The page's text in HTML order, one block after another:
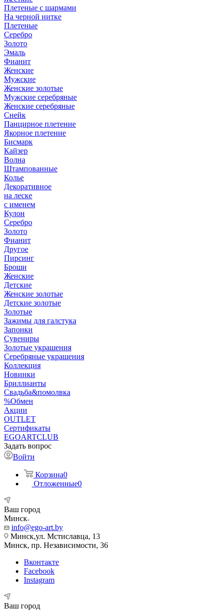
Плетеные с шармами
На черной нитке
Плетеные
Серебро
Золото
Эмаль
Фианит
Женские
Мужские
Женские золотые
Мужские серебряные
Женские серебряные
Снейк
Панцирное плетение
Якорное плетение
Бисмарк
Кайзер
Волна
Штампованные
Колье
Декоративное
на леске
с именем
Кулон
Серебро
Золото
Фианит
Другое
Пирсинг
Броши
Женские
Детские
Женские золотые
Детские золотые
Золотые
Зажимы для галстука
Запонки
Сувениры
Золотые украшения
Серебряные украшения
Коллекция
Новинки
Бриллианты
Свадьба&помолвка
%Обмен
Акции
OUTLET
Сертификаты
EGOARTCLUB
Задать вопрос
Войти
Корзина0
Отложенные0
Ваш город
Минск
info@ego-art.by
Минск,ул. Мстиславца, 13
Минск, пр. Независимости, 36
Вконтакте
Facebook
Instagram
Ваш город